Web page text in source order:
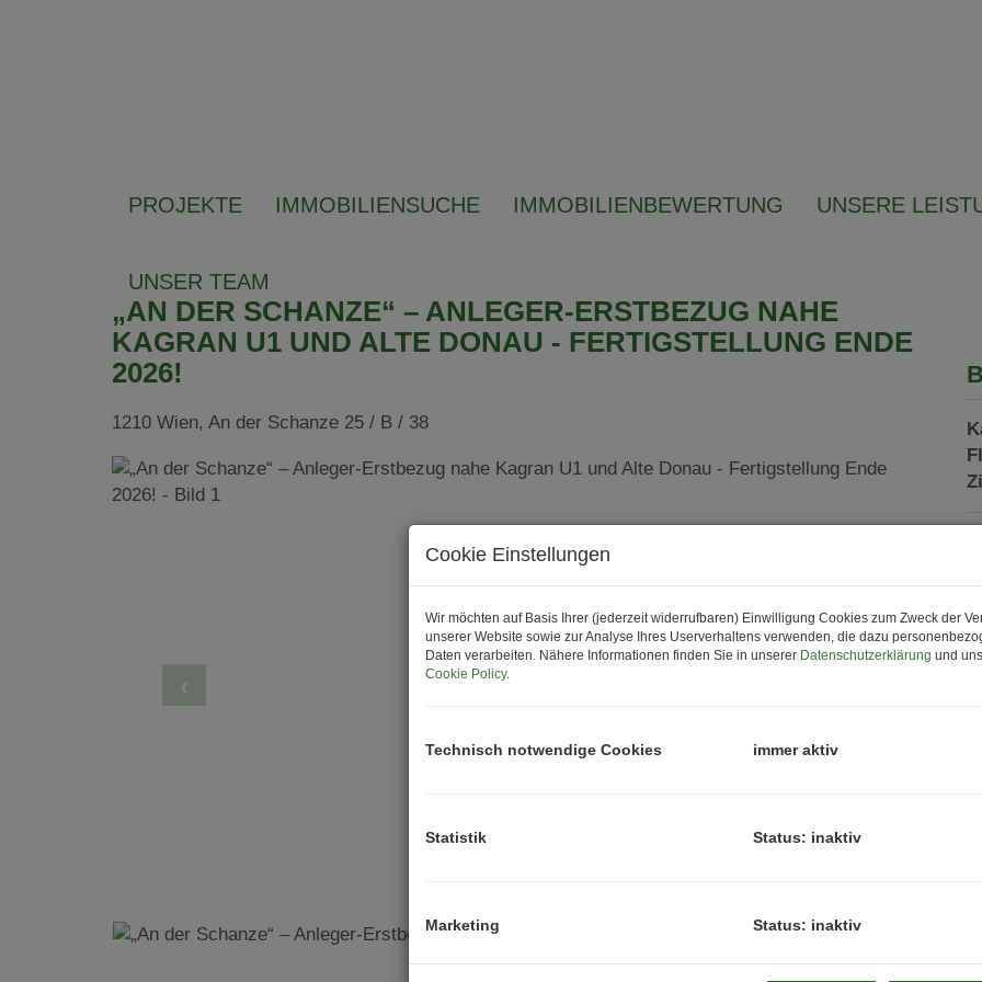
PROJEKTE IMMOBILIENSUCHE IMMOBILIENBEWERTUNG UNSERE
UNSER TEAM
„AN DER SCHANZE“ – ANLEGER-ERSTBEZUG NAHE
KAGRAN U1 UND ALTE DONAU - FERTIGSTELLUNG ENDE
2026!
1210 Wien, An der Schanze 25 / B / 38
Cookie Einstellungen
Wir möchten auf Basis Ihrer (jederzeit widerrufbaren) Einwilligung Cookies zum Zweck der
unserer Website sowie zur Analyse Ihres Userverhaltens verwenden, die dazu
Daten verarbeiten. Nähere Informationen finden Sie in unserer Datenschutzerklärung und
Cookie Policy.
Technisch notwendige Cookies immer aktiv
Statistik Status: inaktiv
Marketing Status: inaktiv